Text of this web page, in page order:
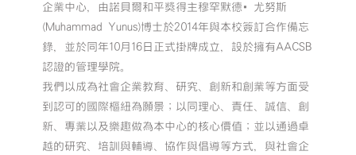
企業中心，由諾貝爾和平獎得主穆罕默德•尤努斯
(Muhammad Yunus)博士於2014年與本校簽訂合作備忘
錄，並於同年10月16日正式掛牌成立，設於擁有AACSB
認證的管理學院。
我們以成為社會企業教育、研究、創新和創業等方面受
到認可的國際樞紐為願景；以同理心、責任、誠信、創
新、專業以及樂趣做為本中心的核心價值；並以通過卓
越的研究、培訓與輔導、協作與倡導等方式，與社會企